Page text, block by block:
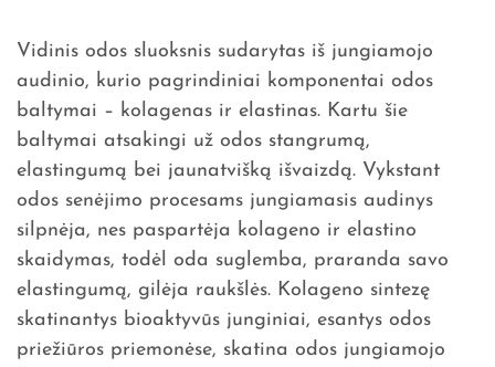
Vidinis odos sluoksnis sudarytas iš jungiamojo
audinio, kurio pagrindiniai komponentai odos
baltymai – kolagenas ir elastinas. Kartu šie
baltymai atsakingi už odos stangrumą,
elastingumą bei jaunatvišką išvaizdą. Vykstant
odos senėjimo procesams jungiamasis audinys
silpnėja, nes paspartėja kolageno ir elastino
skaidymas, todėl oda suglemba, praranda savo
elastingumą, gilėja raukšlės. Kolageno sintezę
skatinantys bioaktyvūs junginiai, esantys odos
priežiūros priemonėse, skatina odos jungiamojo